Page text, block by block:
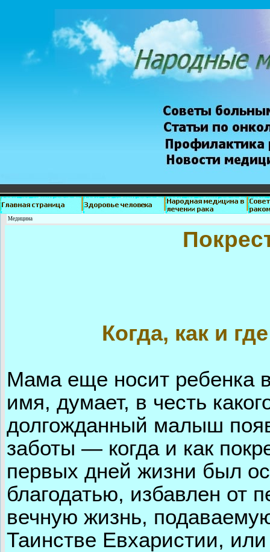
Медицина
Когда, как и
Мама еще носит ребенка
имя, думает, в честь
долгожданный малыш
заботы — когда и как
первых дней жизни был
благодатью, избавлен от
вечную жизнь,
Таинстве Евхаристии,